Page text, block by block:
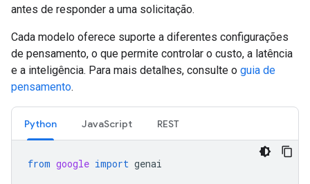
antes de responder a uma solicitação.
Cada modelo oferece suporte a diferentes configurações
de pensamento, o que permite controlar o custo, a latência
e a inteligência. Para mais detalhes, consulte o guia de
pensamento.
Python JavaScript REST
from google import genai